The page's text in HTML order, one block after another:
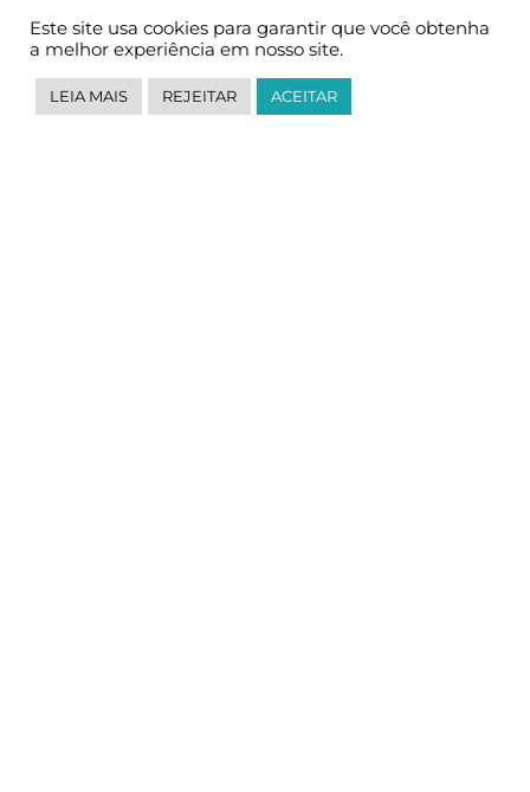
Este site usa cookies para garantir que você obtenha
a melhor experiência em nosso site.
LEIA MAIS REJEITAR ACEITAR